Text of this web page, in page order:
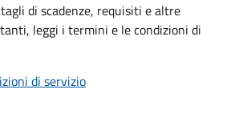
di scadenze, requisiti e altre
leggi i termini e le condizioni di
di servizio